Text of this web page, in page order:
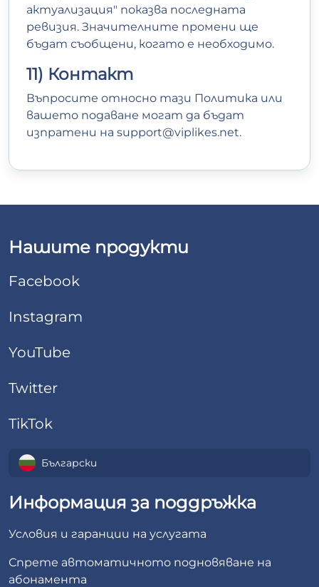
актуализация" показва последната
ревизия. Значителните промени ще
бъдат съобщени, когато е необходимо.
11) Контакт
Въпросите относно тази Политика или
вашето подаване могат да бъдат
изпратени на support@viplikes.net.
Нашите продукти
Facebook
Instagram
YouTube
Twitter
TikTok
Български
Информация за поддръжка
Условия и гаранции на услугата
Спрете автоматичното подновяване на
абонамента